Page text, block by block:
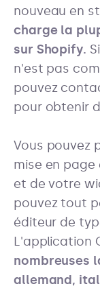
nouveau en
charge la
sur Shopify.
n'est pas
pouvez
pour obtenir
Vous pouvez
mise en
et de votre
pouvez tout
éditeur de
L'application
nombreuses
allemand,